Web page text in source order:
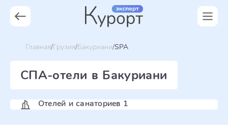
Главная Грузия Бакуриани SPA
СПА-отели в Бакуриани
Отелей и санаториев 1